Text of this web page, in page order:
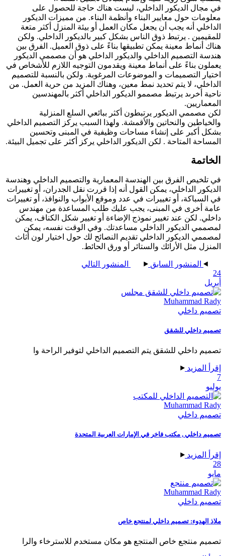
الديكور الداخلي، ليست هناك حاجة للحصول على
حول معايير البناء وأنظمة البناء. من مميزات الديكور
أنه يجب أن يجعل مكان العمل أو بيئة المنزل أكثر متعة
. يرتبط ذوق الناس بشكل كبير بالديكور الداخلي. ولكن
معينة يمكن تطبيقها بناءً على ذوق العميل. الفرق بين
التصميم الداخلي والديكور الداخلي هو أن مصممي الديكور
بناءً على أنماط معينة ويقدمون التوجيه اللازم للأشخاص في
التصميمات و الموضوعات المرغوبة. ولكن بالنسبة للتصميم
لا يتم تحديد نمط معين، وهناك المزيد من حرية العمل. من
أخرىد يرتبط مصممو الديكور الداخلي أكثر بالمهندسين
الديكور يرتبطون أكثر ببائعي السلع المنزلية
والنحاتين والأقمشة. ولهذا السبب يركز التصميم الداخلي
أكبر على إنشاء مساحات وظيفية في المبنى وتحسين
المتاحة . لكن الديكور الداخلي يركز أكثر على تجميل البيئة.
الفرق بين الهندسة المعمارية والتصميم الداخلي وهندسة
الداخلي، يمكن القول أنه إذا قررت نقل الجدران، أو تغييرات
أو تغييرات في عدد وموقع الأبواب والنوافذ، أو تغييرات
أخرى في المبنى، يجب عليك طلب المساعدة من مهندس
لكن عند تغيير نموذج الإضاءة أو تغيير شكل الكناف، يمكن
الديكور الداخلي مساعدتك. وفي الوقت نفسه، يمكن
الديكور الداخلي تقديم النصائح لك حول اختيار لون أثاث
مثل الأرائك والستائر أو ورق الحائط.
المنشور السابق المنشور التالي
Muhammad
داخلي
داخلي للشقق
داخلي للشقق يتم التصميم الداخلي لتوفير الراحة وا
Muhammad
داخلي
, مكتب فاخر في الإمارات العربية المتحدة
Muhammad
داخلي
تصميم داخلي لمنتجع خاص
منتجع خاص المنتجع هو مكان مستخدم للاسترخاء والرا